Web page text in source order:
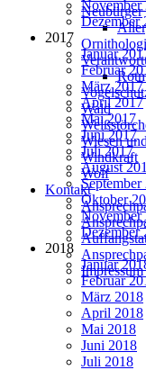
Neubürger
Wald
Wiesen
Windkraft
Wolf
Kontakt
November
Dezember
2017
Januar
Februar
März 2017
April 2017
Mai 2017
Juni 2017
Juli 2017
August
September
Oktober
November
Dezember
2018
Januar
Februar
März 2018
April 2018
Mai 2018
Juni 2018
Juli 2018